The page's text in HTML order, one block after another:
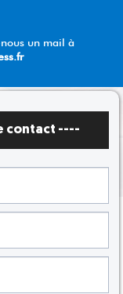
un mail à
contact ----